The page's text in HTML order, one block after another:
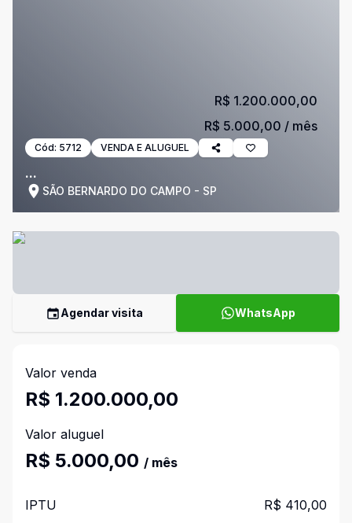
Cód: 5712 VENDA E ALUGUEL
...
SÃO BERNARDO DO CAMPO - SP
R$ 1.200.000,00
R$ 5.000,00 / mês
Agendar visita WhatsApp
Valor venda
R$ 1.200.000,00
Valor aluguel
R$ 5.000,00 / mês
IPTU R$ 410,00